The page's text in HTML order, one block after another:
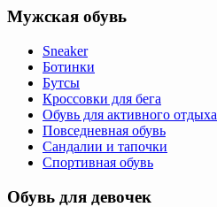
Мужская обувь
Sneaker
Ботинки
Бутсы
Кроссовки для бега
Обувь для активного отдыха
Повседневная обувь
Сандалии и тапочки
Спортивная обувь
Обувь для девочек